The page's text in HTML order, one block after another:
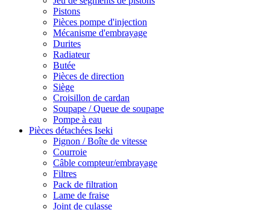
Pistons
Pièces pompe d'injection
Mécanisme d'embrayage
Durites
Radiateur
Butée
Pièces de direction
Siège
Croisillon de cardan
Soupape / Queue de soupape
Pompe à eau
Pièces détachées Iseki
Pignon / Boîte de vitesse
Courroie
Câble compteur/embrayage
Filtres
Pack de filtration
Lame de fraise
Joint de culasse